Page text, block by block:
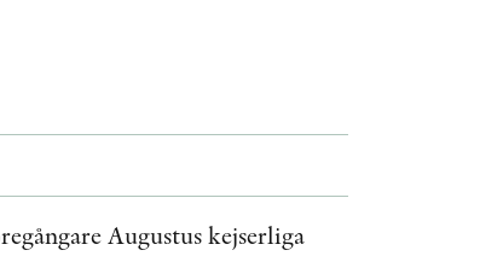
Augustus kejserliga